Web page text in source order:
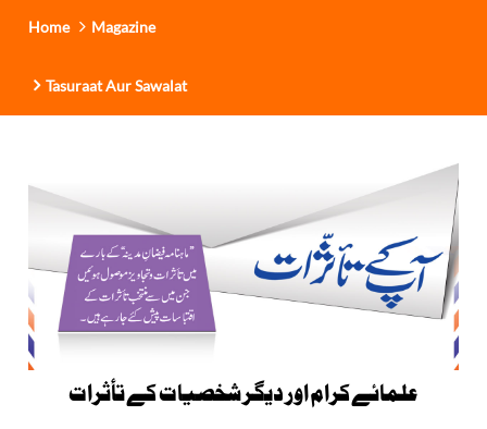
Home Magazine
Tasuraat Aur Sawalat
علمائےکرام اور دیگر شخصیات کے تأثرات